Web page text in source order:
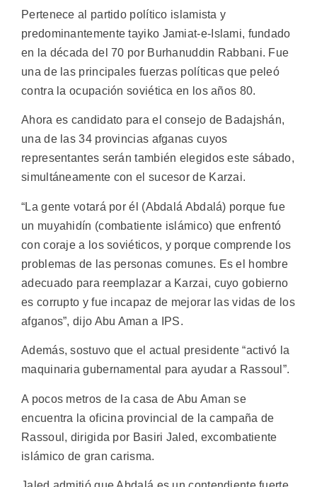
Pertenece al partido político islamista y
predominantemente tayiko Jamiat-e-Islami, fundado
en la década del 70 por Burhanuddin Rabbani. Fue
una de las principales fuerzas políticas que peleó
contra la ocupación soviética en los años 80.
Ahora es candidato para el consejo de Badajshán,
una de las 34 provincias afganas cuyos
representantes serán también elegidos este sábado,
simultáneamente con el sucesor de Karzai.
“La gente votará por él (Abdalá Abdalá) porque fue
un muyahidín (combatiente islámico) que enfrentó
con coraje a los soviéticos, y porque comprende los
problemas de las personas comunes. Es el hombre
adecuado para reemplazar a Karzai, cuyo gobierno
es corrupto y fue incapaz de mejorar las vidas de los
afganos”, dijo Abu Aman a IPS.
Además, sostuvo que el actual presidente “activó la
maquinaria gubernamental para ayudar a Rassoul”.
A pocos metros de la casa de Abu Aman se
encuentra la oficina provincial de la campaña de
Rassoul, dirigida por Basiri Jaled, excombatiente
islámico de gran carisma.